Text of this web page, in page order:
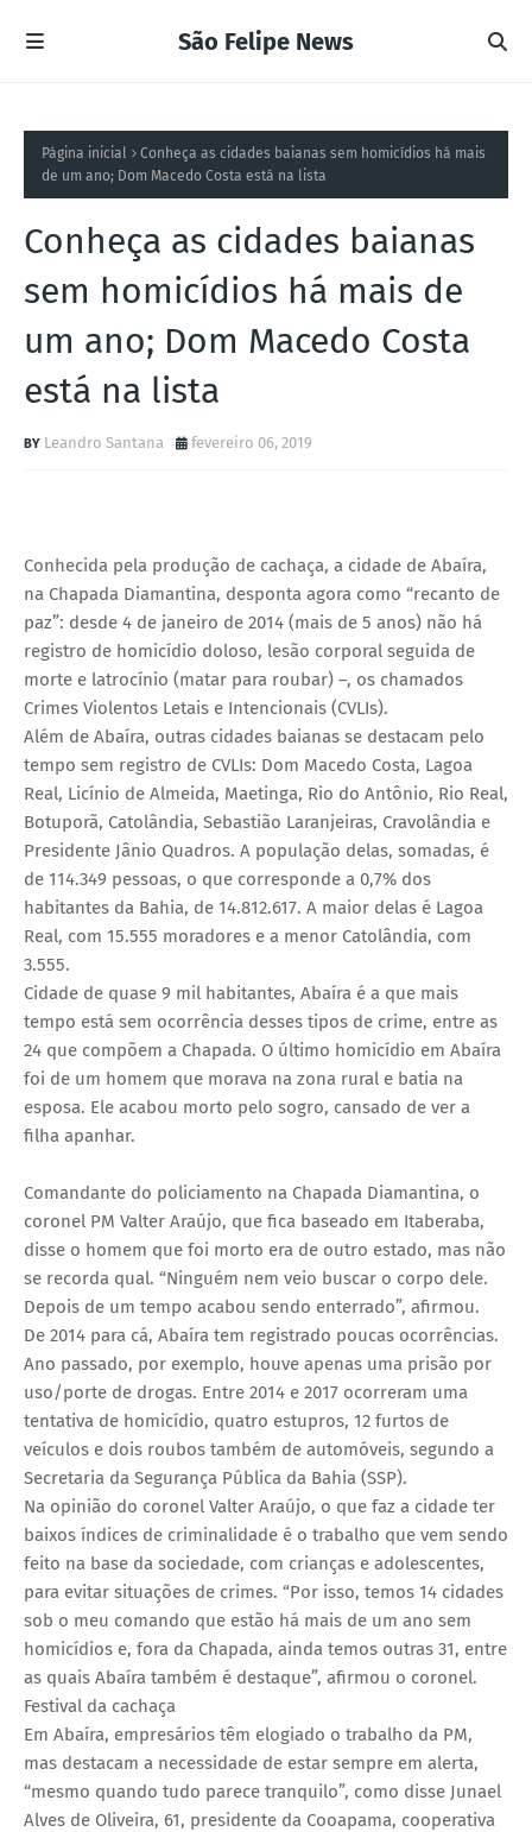
São Felipe News
Página inicial
Conheça as cidades baianas sem homicídios há mais
de um ano; Dom Macedo Costa está na lista
Conheça as cidades baianas
sem homicídios há mais de
um ano; Dom Macedo Costa
está na lista
Leandro Santana fevereiro 06, 2019
Conhecida pela produção de cachaça, a cidade de Abaíra,
na Chapada Diamantina, desponta agora como “recanto de
paz”: desde 4 de janeiro de 2014 (mais de 5 anos) não há
registro de homicídio doloso, lesão corporal seguida de
morte e latrocínio (matar para roubar) –, os chamados
Crimes Violentos Letais e Intencionais (CVLIs).
Além de Abaíra, outras cidades baianas se destacam pelo
tempo sem registro de CVLIs: Dom Macedo Costa, Lagoa
Real, Licínio de Almeida, Maetinga, Rio do Antônio, Rio Real,
Botuporã, Catolândia, Sebastião Laranjeiras, Cravolândia e
Presidente Jânio Quadros. A população delas, somadas, é
de 114.349 pessoas, o que corresponde a 0,7% dos
habitantes da Bahia, de 14.812.617. A maior delas é Lagoa
Real, com 15.555 moradores e a menor Catolândia, com
3.555.
Cidade de quase 9 mil habitantes, Abaíra é a que mais
tempo está sem ocorrência desses tipos de crime, entre as
24 que compõem a Chapada. O último homicídio em Abaíra
foi de um homem que morava na zona rural e batia na
esposa. Ele acabou morto pelo sogro, cansado de ver a
filha apanhar.
Comandante do policiamento na Chapada Diamantina, o
coronel PM Valter Araújo, que fica baseado em Itaberaba,
disse o homem que foi morto era de outro estado, mas não
se recorda qual. “Ninguém nem veio buscar o corpo dele.
Depois de um tempo acabou sendo enterrado”, afirmou.
De 2014 para cá, Abaíra tem registrado poucas ocorrências.
Ano passado, por exemplo, houve apenas uma prisão por
uso/porte de drogas. Entre 2014 e 2017 ocorreram uma
tentativa de homicídio, quatro estupros, 12 furtos de
veículos e dois roubos também de automóveis, segundo a
Secretaria da Segurança Pública da Bahia (SSP).
Na opinião do coronel Valter Araújo, o que faz a cidade ter
baixos índices de criminalidade é o trabalho que vem sendo
feito na base da sociedade, com crianças e adolescentes,
para evitar situações de crimes. “Por isso, temos 14 cidades
sob o meu comando que estão há mais de um ano sem
homicídios e, fora da Chapada, ainda temos outras 31, entre
as quais Abaíra também é destaque”, afirmou o coronel.
Festival da cachaça
Em Abaíra, empresários têm elogiado o trabalho da PM,
mas destacam a necessidade de estar sempre em alerta,
“mesmo quando tudo parece tranquilo”, como disse Junael
Alves de Oliveira, 61, presidente da Cooapama, cooperativa